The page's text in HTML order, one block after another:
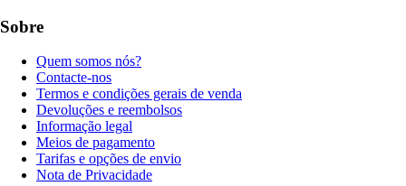
Sobre
Quem somos nós?
Contacte-nos
Termos e condições gerais de venda
Devoluções e reembolsos
Informação legal
Meios de pagamento
Tarifas e opções de envio
Nota de Privacidade